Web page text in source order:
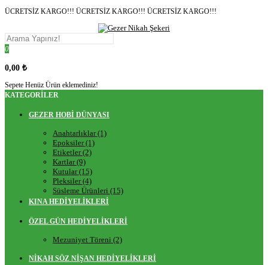
ÜCRETSİZ KARGO!!! ÜCRETSİZ KARGO!!! ÜCRETSİZ KARGO!!!
0
0,00 ₺
Sepete Henüz Ürün eklemediniz!
KATEGORILER
GEZER HOBİ DÜNYASI
Anahtarlıklar (1)
Epoksiler (1)
Etiketler (2)
Kartlar (9)
Kutular (15)
Pleksiler (4)
Süsleme Ürünleri (15)
KINA HEDİYELİKLERİ
ÖZEL GÜN HEDİYELİKLERİ
Mezuniyet Töreni (2)
NİKAH SÖZ NİŞAN HEDİYELİKLERİ